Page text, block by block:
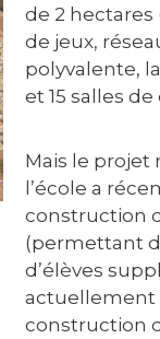
de 2 hectares
de jeux,
polyvalente,
et 15 salles de
Mais le projet
l’école a
construction
(permettant
d’élèves
actuellement
construction